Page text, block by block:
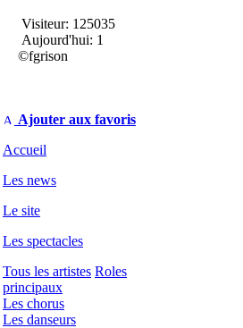
Visiteur: 125035
Aujourd'hui: 1
©fgrison
Ajouter aux favoris
Accueil
Les news
Le site
Les spectacles
Tous les artistes Roles
principaux
Les chorus
Les danseurs